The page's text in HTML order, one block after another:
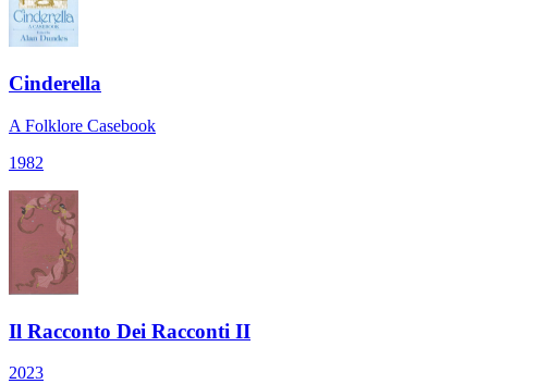
Cinderella
A Folklore Casebook
1982
Il Racconto Dei Racconti II
2023